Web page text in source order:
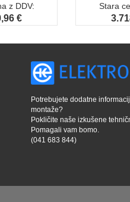
z DDV:
€
Stara
Potrebujete dodatne
montaže?
Pokličite naše izkušene
Pomagali vam bomo.
(041 683 844)